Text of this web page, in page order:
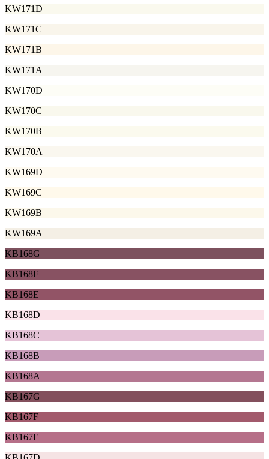
KW171D
KW171C
KW171B
KW171A
KW170D
KW170C
KW170B
KW170A
KW169D
KW169C
KW169B
KW169A
KB168G
KB168F
KB168E
KB168D
KB168C
KB168B
KB168A
KB167G
KB167F
KB167E